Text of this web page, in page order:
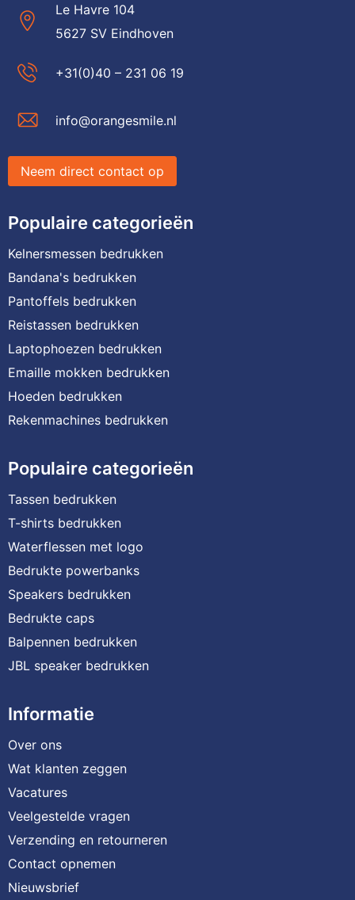
Le Havre 104
5627 SV Eindhoven
+31(0)40 – 231 06 19
info@orangesmile.nl
Neem direct contact op
Populaire categorieën
Kelnersmessen bedrukken
Bandana's bedrukken
Pantoffels bedrukken
Reistassen bedrukken
Laptophoezen bedrukken
Emaille mokken bedrukken
Hoeden bedrukken
Rekenmachines bedrukken
Populaire categorieën
Tassen bedrukken
T-shirts bedrukken
Waterflessen met logo
Bedrukte powerbanks
Speakers bedrukken
Bedrukte caps
Balpennen bedrukken
JBL speaker bedrukken
Informatie
Over ons
Wat klanten zeggen
Vacatures
Veelgestelde vragen
Verzending en retourneren
Contact opnemen
Nieuwsbrief